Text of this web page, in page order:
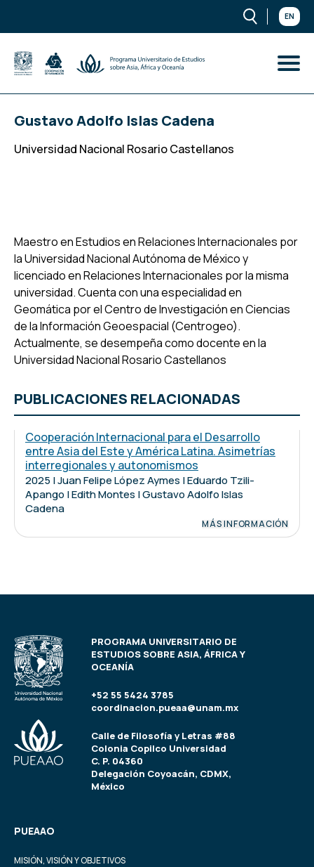
EN
Gustavo Adolfo Islas Cadena
Universidad Nacional Rosario Castellanos
Maestro en Estudios en Relaciones Internacionales por
la Universidad Nacional Autónoma de México y
licenciado en Relaciones Internacionales por la misma
universidad. Cuenta con una especialidad en
Geomática por el Centro de Investigación en Ciencias
de la Información Geoespacial (Centrogeo).
Actualmente, se desempeña como docente en la
Universidad Nacional Rosario Castellanos
PUBLICACIONES RELACIONADAS
Cooperación Internacional para el Desarrollo
entre Asia del Este y América Latina. Asimetrías
interregionales y autonomismos
2025 | Juan Felipe López Aymes | Eduardo Tzili-
Apango | Edith Montes | Gustavo Adolfo Islas
Cadena
MÁS INFORMACIÓN
PROGRAMA UNIVERSITARIO DE
ESTUDIOS SOBRE ASIA, ÁFRICA Y
OCEANÍA
+52 55 5424 3785
coordinacion.pueaa@unam.mx
Calle de Filosofía y Letras #88
Colonia Copilco Universidad
C. P. 04360
Delegación Coyoacán, CDMX,
México
PUEAAO
MISIÓN, VISIÓN Y OBJETIVOS